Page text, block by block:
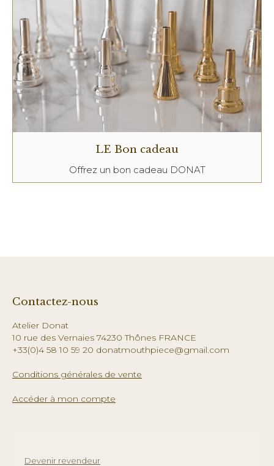
LE Bon cadeau
Offrez un bon cadeau DONAT
Contactez-nous
Atelier Donat
10 rue des Vernaies 74230 Thônes FRANCE
+33(0)4 58 10 59 20 donatmouthpiece@gmail.com
Conditions générales de vente
Accéder à mon compte
Devenir revendeur